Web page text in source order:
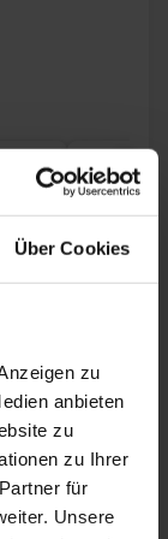
Über Cookies
zu
anbieten
zu
zu Ihrer
für
Unsere
173,-
346,-
Okt
Kindern?
in